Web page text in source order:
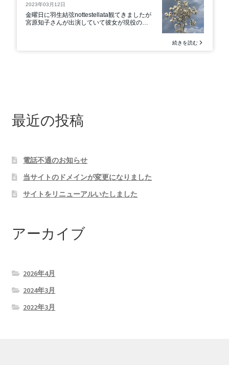
最近の投稿
電話不通のお知らせ
当サイトのドメインが変更になりました
サイトをリニューアルいたしました
アーカイブ
2026年4月
2024年3月
2022年3月